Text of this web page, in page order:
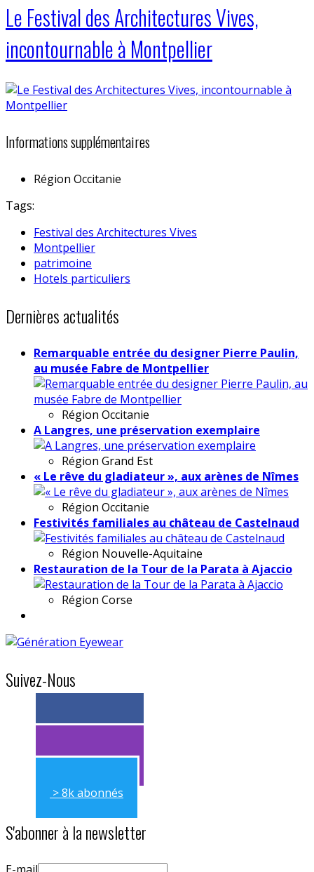
Le Festival des Architectures Vives,
incontournable à Montpellier
Informations supplémentaires
Région Occitanie
Tags:
Festival des Architectures Vives
Montpellier
patrimoine
Hotels particuliers
Dernières actualités
Remarquable entrée du designer Pierre Paulin,
au musée Fabre de Montpellier
Région Occitanie
A Langres, une préservation exemplaire
Région Grand Est
« Le rêve du gladiateur », aux arènes de Nîmes
Région Occitanie
Festivités familiales au château de Castelnaud
Région Nouvelle-Aquitaine
Restauration de la Tour de la Parata à Ajaccio
Région Corse
Suivez-Nous
> 11k abonnés
> 11k abonnés
> 8k abonnés
S'abonner à la newsletter